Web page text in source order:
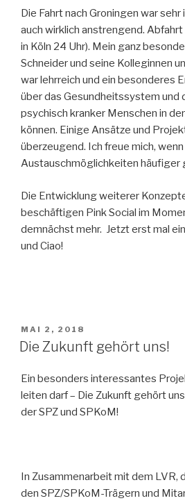
Die Fahrt nach Groningen war
auch wirklich anstrengend. Abfahrt
in Köln 24 Uhr). Mein ganz
Schneider und seine Kolleginnen
war lehrreich und ein besonderes
über das Gesundheitssystem und
psychisch kranker Menschen in
können. Einige Ansätze und
überzeugend. Ich freue mich,
Austauschmöglichkeiten häufiger
Die Entwicklung weiterer
beschäftigen Pink Social im
demnächst mehr. Jetzt erst mal
und Ciao!
VERÖFFENTLICHT
AM
MAI 2, 2018
Die Zukunft gehört uns!
Ein besonders interessantes
leiten darf – Die Zukunft gehört
der SPZ und SPKoM!
In Zusammenarbeit mit dem LVR,
den SPZ/SPKoM-Trägern und